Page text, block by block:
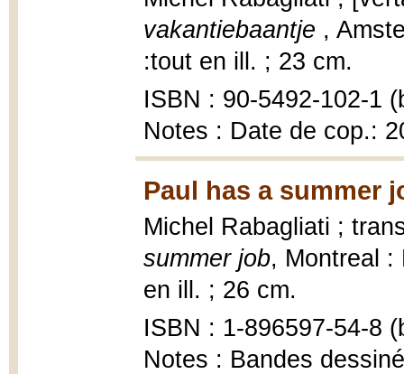
vakantiebaantje ,
:tout en ill. ; 23 cm.
ISBN : 90-5492-102-1
Notes : Date de cop.:
Paul has a summer
Michel Rabagliati ;
summer job, Montreal :
en ill. ; 26 cm.
ISBN : 1-896597-54-8
Notes : Bandes